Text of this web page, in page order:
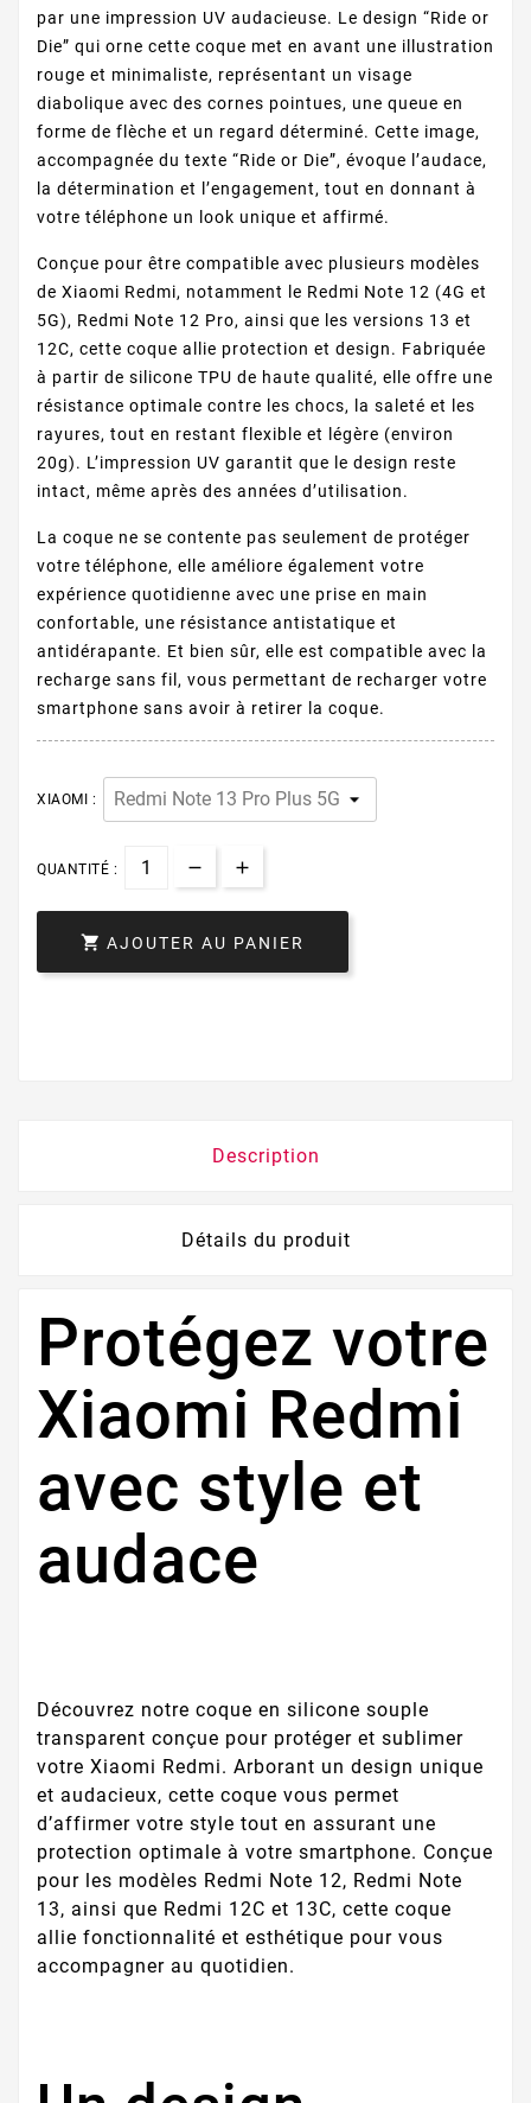
par une impression UV audacieuse. Le design “Ride or
Die” qui orne cette coque met en avant une illustration
rouge et minimaliste, représentant un visage
diabolique avec des cornes pointues, une queue en
forme de flèche et un regard déterminé. Cette image,
accompagnée du texte “Ride or Die”, évoque l’audace,
la détermination et l’engagement, tout en donnant à
votre téléphone un look unique et affirmé.
Conçue pour être compatible avec plusieurs modèles
de Xiaomi Redmi, notamment le Redmi Note 12 (4G et
5G), Redmi Note 12 Pro, ainsi que les versions 13 et
12C, cette coque allie protection et design. Fabriquée
à partir de silicone TPU de haute qualité, elle offre une
résistance optimale contre les chocs, la saleté et les
rayures, tout en restant flexible et légère (environ
20g). L’impression UV garantit que le design reste
intact, même après des années d’utilisation.
La coque ne se contente pas seulement de protéger
votre téléphone, elle améliore également votre
expérience quotidienne avec une prise en main
confortable, une résistance antistatique et
antidérapante. Et bien sûr, elle est compatible avec la
recharge sans fil, vous permettant de recharger votre
smartphone sans avoir à retirer la coque.
XIAOMI :
QUANTITÉ :
 AJOUTER AU PANIER
Description
Détails du produit
Protégez votre
Xiaomi Redmi
avec style et
audace
Découvrez notre coque en silicone souple
transparent conçue pour protéger et sublimer
votre Xiaomi Redmi. Arborant un design unique
et audacieux, cette coque vous permet
d’affirmer votre style tout en assurant une
protection optimale à votre smartphone. Conçue
pour les modèles Redmi Note 12, Redmi Note
13, ainsi que Redmi 12C et 13C, cette coque
allie fonctionnalité et esthétique pour vous
accompagner au quotidien.